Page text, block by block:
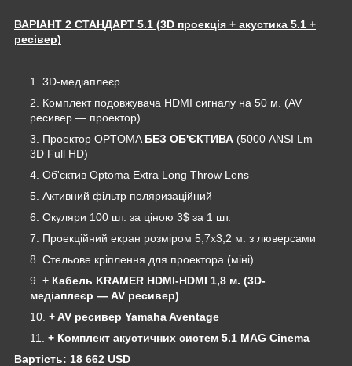
ВАРІАНТ 2 СТАНДАРТ 5.1 (3D проекція + акустика 5.1 +
ресівер)
3D-медіаплеєр
Комплект подовжувача HDMI сигналу на 50 м. (AV
ресивер ― проектор)
Проектор OPTOMA БЕЗ ОБ'ЄКТИВА (5000 ANSI Lm
3D Full HD)
Об'єктив Optoma Extra Long Throw Lens
Активний фільтр поляризаційний
Окуляри 100 шт. за ціною 3$ за 1 шт.
Проекційний екран розміром 5,7х3,2 м. з люверсами
Стельове кріплення для проектора (міні)
+ Кабель KRAMER HDMI-HDMI 1,8 м. (3D-
медіаплеєр ― AV ресивер)
+ AV ресивер Yamaha Aventage
+ Комплект акустичних систем 5.1 MAG Cinema
Вартість: 18 662 USD